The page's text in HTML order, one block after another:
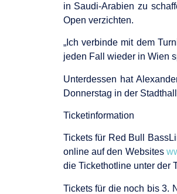
in Saudi-Arabien zu
Open verzichten.
„Ich verbinde mit dem
jeden Fall wieder in Wien
Unterdessen hat
Donnerstag in der
Ticketinformation
Tickets für Red Bull
online auf den Websites
die Tickethotline unter der
Tickets für die noch bis 3.